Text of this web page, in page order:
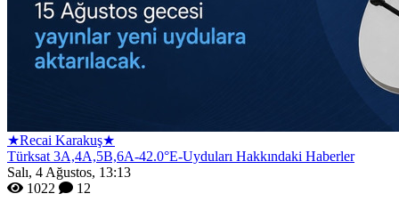
★Recai Karakuş★
Türksat 3A,4A,5B,6A-42.0°E-Uyduları Hakkındaki Haberler
Salı, 4 Ağustos, 13:13
1022
12